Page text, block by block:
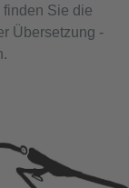
Sie die
Übersetzung -